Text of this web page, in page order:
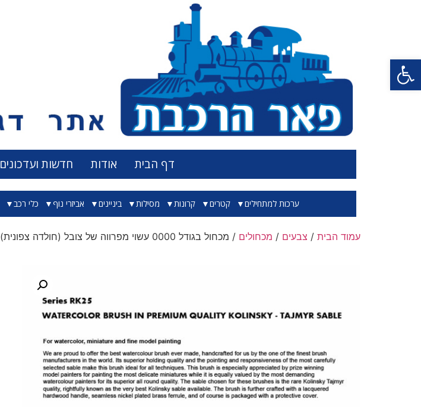
פתח סרגל נגישות
דף הבית אודות חדשות ועדכונים
ערכות למתחילים קטרים קרונות מסילות ביניינים אביזרי נוף כלי רכב
עמוד הבית / צבעים / מכחולים / מכחול בגודל 0000 עשוי מפרווה של צובל (חולדה צפונית) באיכות הגבוהה ביותר שקיימת